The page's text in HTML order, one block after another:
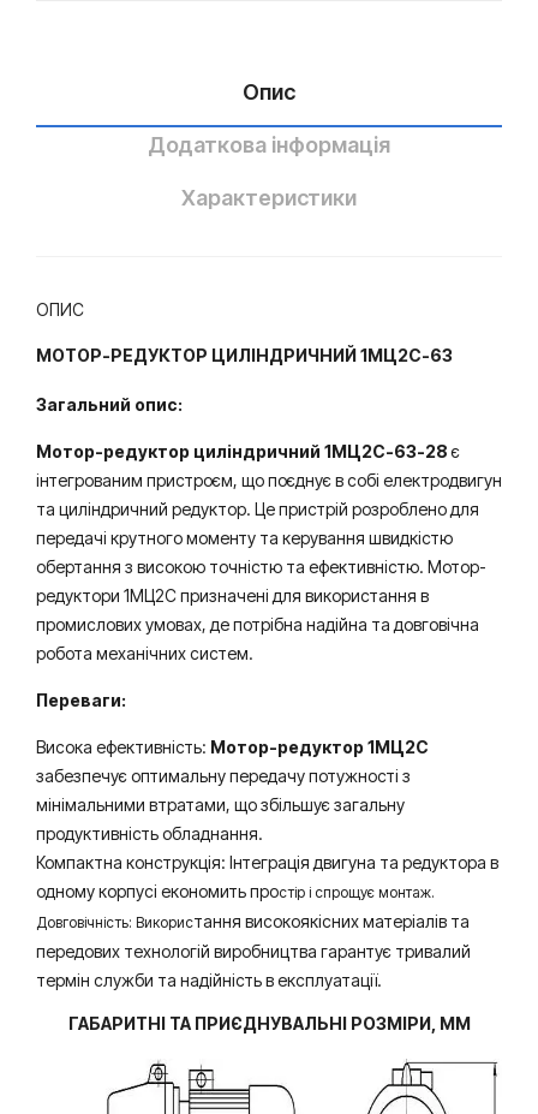
Опис
Додаткова інформація
Характеристики
ОПИС
МОТОР-РЕДУКТОР ЦИЛІНДРИЧНИЙ 1МЦ2С-63
Загальний опис:
Мотор-редуктор циліндричний 1МЦ2С-63-28є
інтегрованим пристроєм, що поєднує в собі електродвигун
та циліндричний редуктор. Це пристрій розроблено для
передачі крутного моменту та керування швидкістю
обертання з високою точністю та ефективністю. Мотор-
редуктори 1МЦ2С призначені для використання в
промислових умовах, де потрібна надійна та довговічна
робота механічних систем.
Переваги:
Висока ефективність: Мотор-редуктор 1МЦ2С
забезпечує оптимальну передачу потужності з
мінімальними втратами, що збільшує загальну
продуктивність обладнання.
Компактна конструкція: Інтеграція двигуна та редуктора в
одному корпусі економить простір і спрощує монтаж.
Довговічність: Використання високоякісних матеріалів та
передових технологій виробництва гарантує тривалий
термін служби та надійність в експлуатації.
ГАБАРИТНІ ТА ПРИЄДНУВАЛЬНІ РОЗМІРИ, ММ